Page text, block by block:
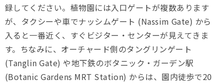
録してください。植物園には入口ゲートが複数あります
が、タクシーや車でナッシムゲート (Nassim Gate) から
入ると一番近く、すぐビジター・センターが見えてきま
す。ちなみに、オーチャード側のタングリンゲート
(Tanglin Gate) や地下鉄のボタニック・ガーデン駅
(Botanic Gardens MRT Station) からは、園内徒歩で20